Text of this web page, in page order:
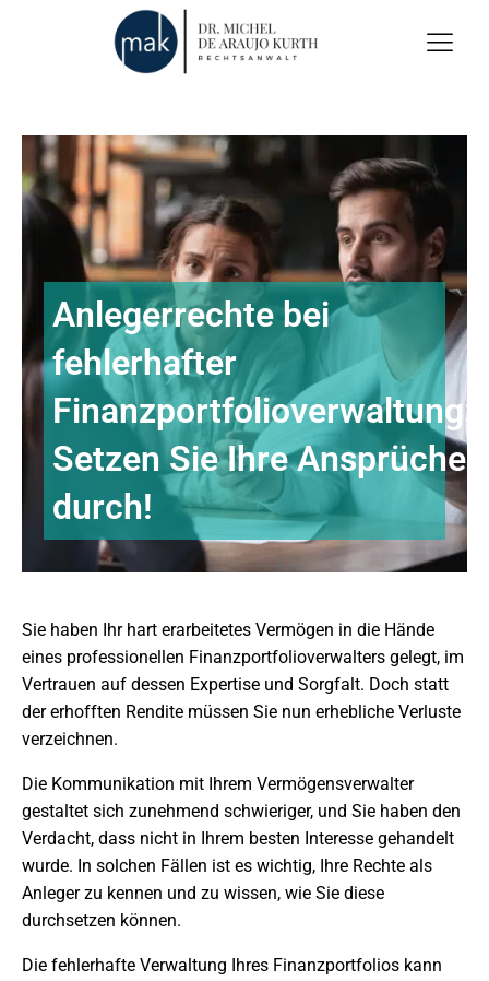
Anlegerrechte bei
fehlerhafter
Finanzportfolioverwaltung:
Setzen Sie Ihre Ansprüche
durch!
Sie haben Ihr hart erarbeitetes Vermögen in die Hände
eines professionellen Finanzportfolioverwalters gelegt, im
Vertrauen auf dessen Expertise und Sorgfalt. Doch statt
der erhofften Rendite müssen Sie nun erhebliche Verluste
verzeichnen.
Die Kommunikation mit Ihrem Vermögensverwalter
gestaltet sich zunehmend schwieriger, und Sie haben den
Verdacht, dass nicht in Ihrem besten Interesse gehandelt
wurde. In solchen Fällen ist es wichtig, Ihre Rechte als
Anleger zu kennen und zu wissen, wie Sie diese
durchsetzen können.
Die fehlerhafte Verwaltung Ihres Finanzportfolios kann